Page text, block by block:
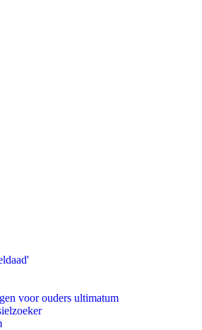
voor ouders ultimatum